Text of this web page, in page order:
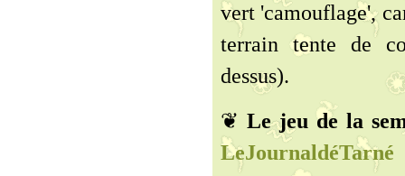
vert 'camouflage',
terrain tente de
dessus).
❦ Le jeu de la
LeJournaldéTarné